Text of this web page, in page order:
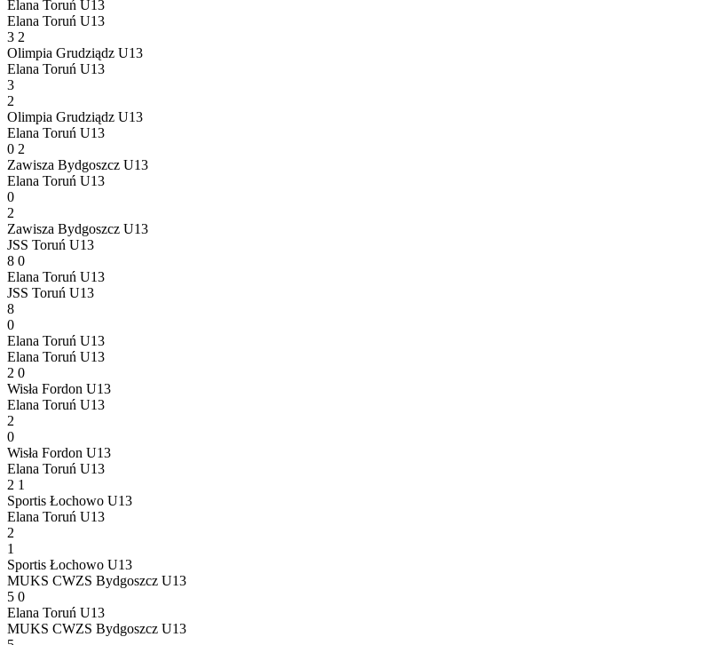
Elana Toruń U13
Elana Toruń U13
3 2
Olimpia Grudziądz U13
Elana Toruń U13
3
2
Olimpia Grudziądz U13
Elana Toruń U13
0 2
Zawisza Bydgoszcz U13
Elana Toruń U13
0
2
Zawisza Bydgoszcz U13
JSS Toruń U13
8 0
Elana Toruń U13
JSS Toruń U13
8
0
Elana Toruń U13
Elana Toruń U13
2 0
Wisła Fordon U13
Elana Toruń U13
2
0
Wisła Fordon U13
Elana Toruń U13
2 1
Sportis Łochowo U13
Elana Toruń U13
2
1
Sportis Łochowo U13
MUKS CWZS Bydgoszcz U13
5 0
Elana Toruń U13
MUKS CWZS Bydgoszcz U13